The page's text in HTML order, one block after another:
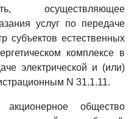
осуществляющее
услуг по передаче
субъектов естественных
комплексе в
электрической и (или)
N 31.1.11.
общество